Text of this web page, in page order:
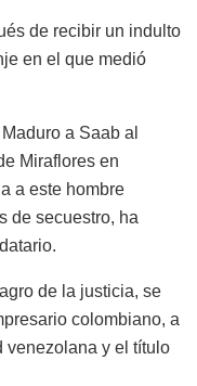
de recibir un indulto
en el que medió
a Saab al
Miraflores en
a este hombre
de secuestro, ha
de la justicia, se
colombiano, a
venezolana y el título